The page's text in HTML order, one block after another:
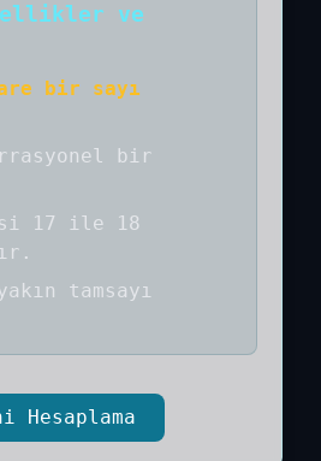
ve
bir sayı
bir
17 ile 18
tamsayı
Hesaplama